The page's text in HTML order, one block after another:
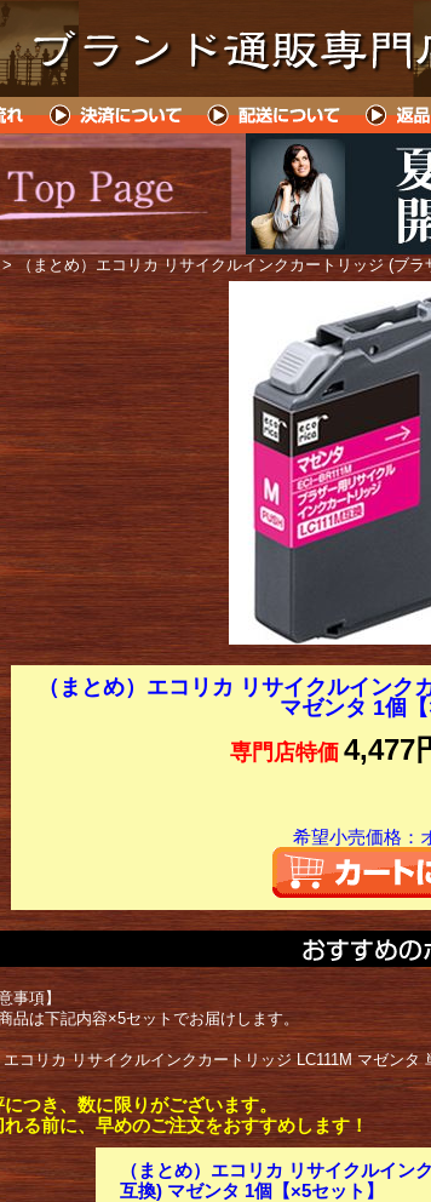
> （まとめ）エコリカ リサイクルインクカートリッジ (ブ
（まとめ）エコリカ リサイクルイン
マゼンタ 1個【
専門店特価 4,477
希望小売価格：
事項】
品は下記内容×5セットでお届けします。
エコリカ リサイクルインクカートリッジ LC111M マゼンタ
つき、数に限りがございます。
る前に、早めのご注文をおすすめします！
（まとめ）エコリカ リサイクルイン
互換) マゼンタ 1個【×5セット】